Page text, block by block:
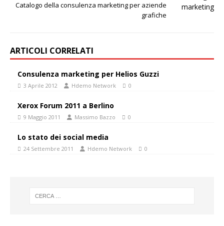
Catalogo della consulenza marketing per aziende
grafiche
ARTICOLI CORRELATI
Consulenza marketing per Helios Guzzi
3 Aprile 2012 Hdemo Network 0
Xerox Forum 2011 a Berlino
9 Maggio 2011 Massimo Bazzo 0
Lo stato dei social media
24 Settembre 2011 Hdemo Network 0